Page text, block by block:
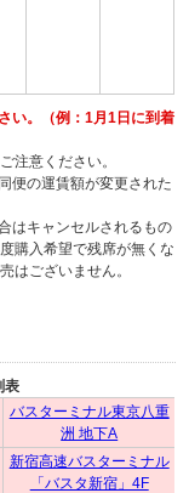
い。（例：1月1日に到着
注意ください。
便の運賃額が変更された
はキャンセルされるもの
購入希望で残席が無くな
はございません。
表
バスターミナル東京八重
洲 地下A
新宿高速バスターミナル
「バスタ新宿」4F